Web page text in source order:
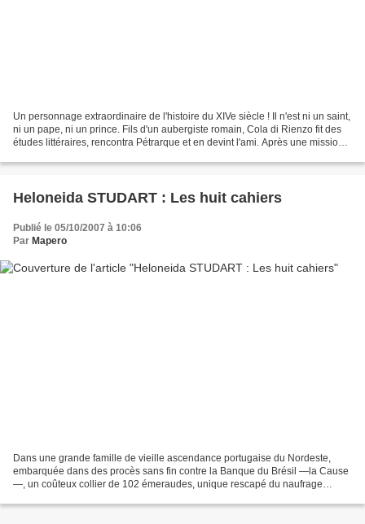
Un personnage extraordinaire de l'histoire du XIVe siècle ! Il n'est ni un saint,
ni un pape, ni un prince. Fils d'un aubergiste romain, Cola di Rienzo fit des
études littéraires, rencontra Pétrarque et en devint l'ami. Après une mission
Heloneida STUDART : Les huit cahiers
Publié le 05/10/2007 à 10:06
Par Mapero
Dans une grande famille de vieille ascendance portugaise du Nordeste,
embarquée dans des procès sans fin contre la Banque du Brésil —la Cause
—, un coûteux collier de 102 émeraudes, unique rescapé du naufrage